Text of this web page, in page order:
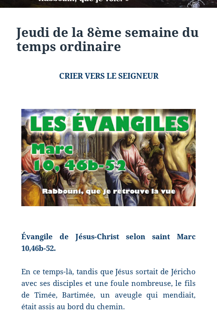
Jeudi de la 8ème semaine du
temps ordinaire
CRIER VERS LE SEIGNEUR
Évangile de Jésus-Christ selon saint Marc
10,46b-52.
En ce temps-là, tandis que Jésus sortait de Jéricho
avec ses disciples et une foule nombreuse, le fils
de Timée, Bartimée, un aveugle qui mendiait,
était assis au bord du chemin.